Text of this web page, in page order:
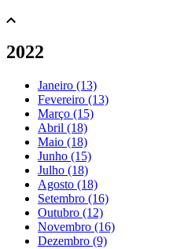
2022
Janeiro (13)
Fevereiro (13)
Março (15)
Abril (18)
Maio (18)
Junho (15)
Julho (18)
Agosto (18)
Setembro (16)
Outubro (12)
Novembro (16)
Dezembro (9)